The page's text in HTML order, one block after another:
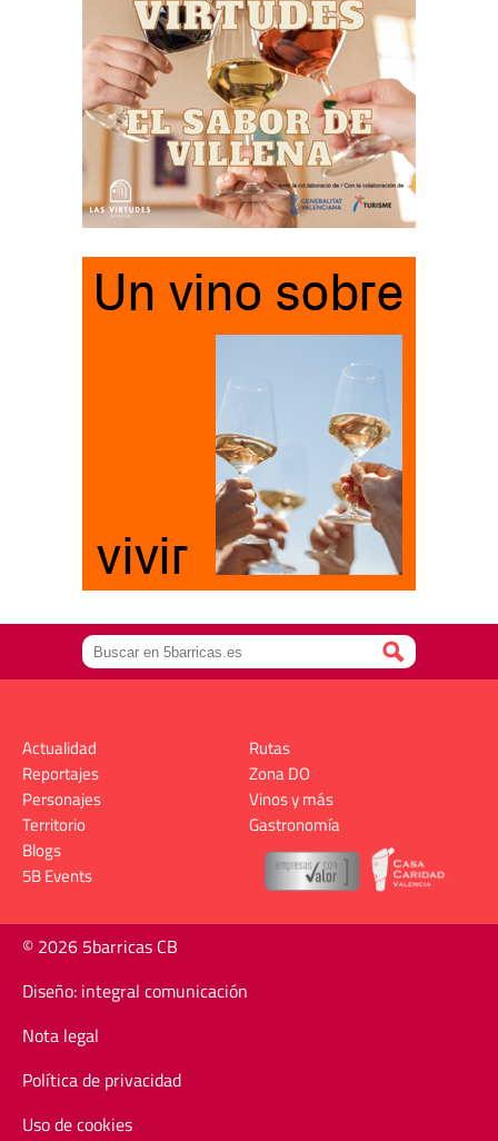
Actualidad
Reportajes
Personajes
Territorio
Rutas
Zona DO
Vinos y más
Gastronomía
Blogs
5B Events
© 2026 5barricas CB
Diseño: integral comunicación
Nota legal
Política de privacidad
Uso de cookies